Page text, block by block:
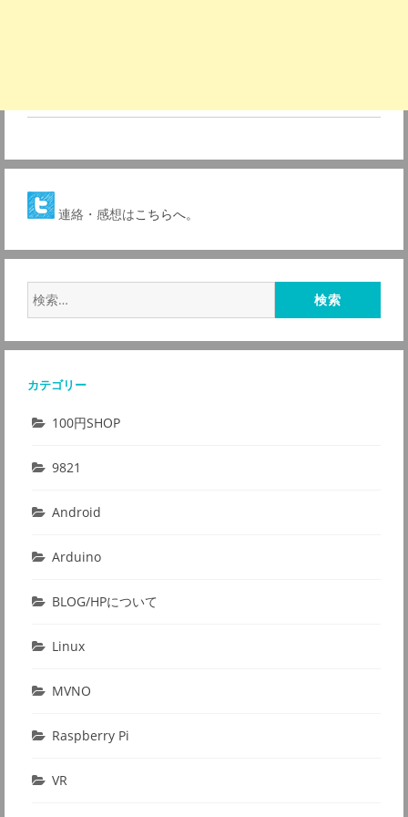
連絡・感想はこちらへ。
索:
カテゴリー
100円SHOP
9821
Android
Arduino
BLOG/HPについて
Linux
MVNO
Raspberry Pi
VR